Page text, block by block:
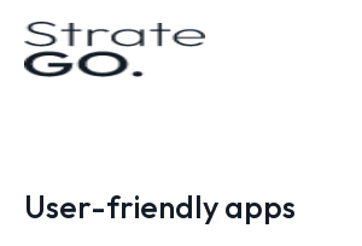
User-friendly apps